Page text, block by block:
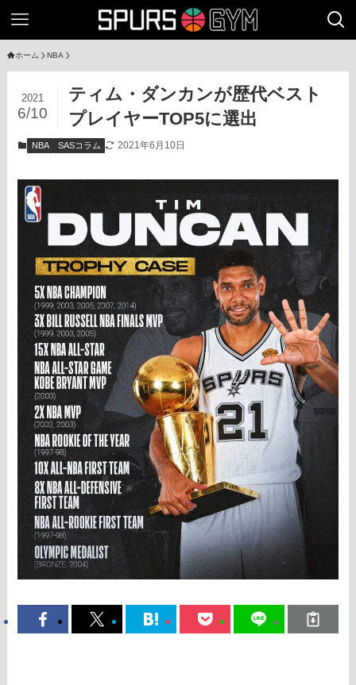
ホーム NBA
ティム・ダンカンが歴代ベスト
プレイヤーTOP5に選出
2021
6/10
NBA SASコラム 2021年6月10日